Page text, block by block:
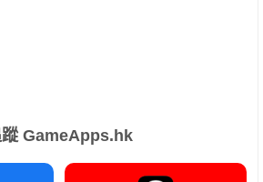
GameApps.hk